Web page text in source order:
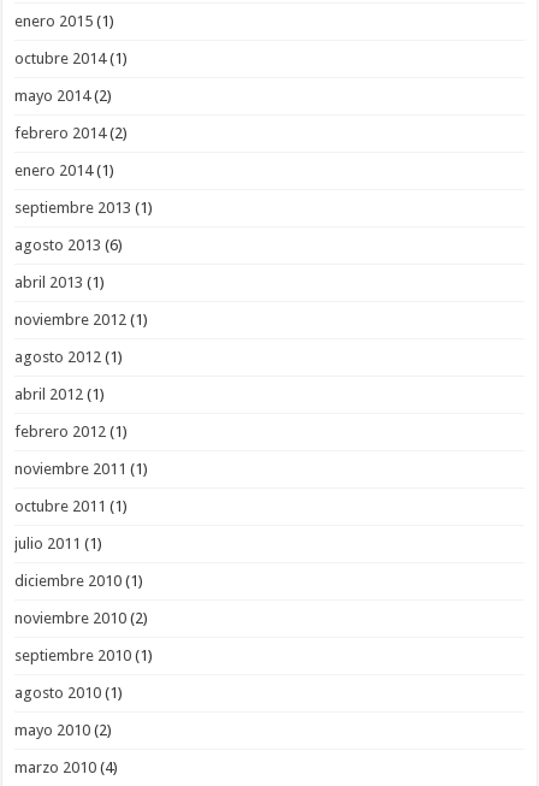
enero 2015 (1)
octubre 2014(1)
mayo 2014(2)
febrero 2014(2)
enero 2014(1)
septiembre 2013 (1)
agosto 2013 (6)
abril 2013 (1)
noviembre 2012 (1)
agosto 2012 (1)
abril 2012 (1)
febrero 2012 (1)
noviembre 2011 (1)
octubre 2011 (1)
julio 2011 (1)
diciembre 2010 (1)
noviembre 2010 (2)
septiembre 2010 (1)
agosto 2010 (1)
mayo 2010 (2)
marzo 2010 (4)